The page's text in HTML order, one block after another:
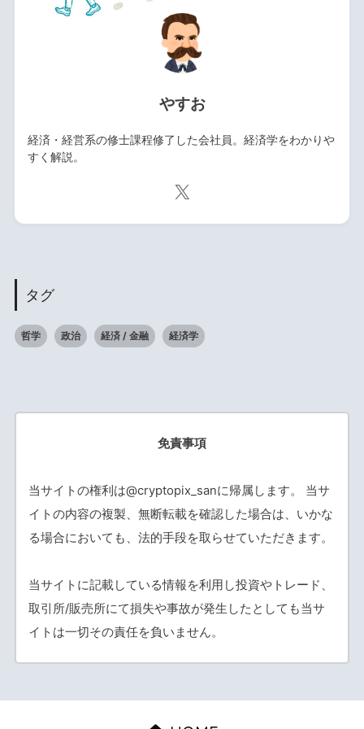
やすお
経済・経営系の修士課程修了した会社員。経済学をわかりや
すく解説。
タグ
哲学 政治 経済 / 金融 経済学
免責事項
当サイトの権利は@cryptopix_sanに帰属します。 当サ
イトの内容の複製、無断転載を確認した場合は、いかな
る場合においても、法的手段を取らせていただきます。
当サイトに記載している情報を利用し投資やトレード、
取引所/販売所にて損失や事故が発生したとしても当サ
イトは一切その責任を負いません。